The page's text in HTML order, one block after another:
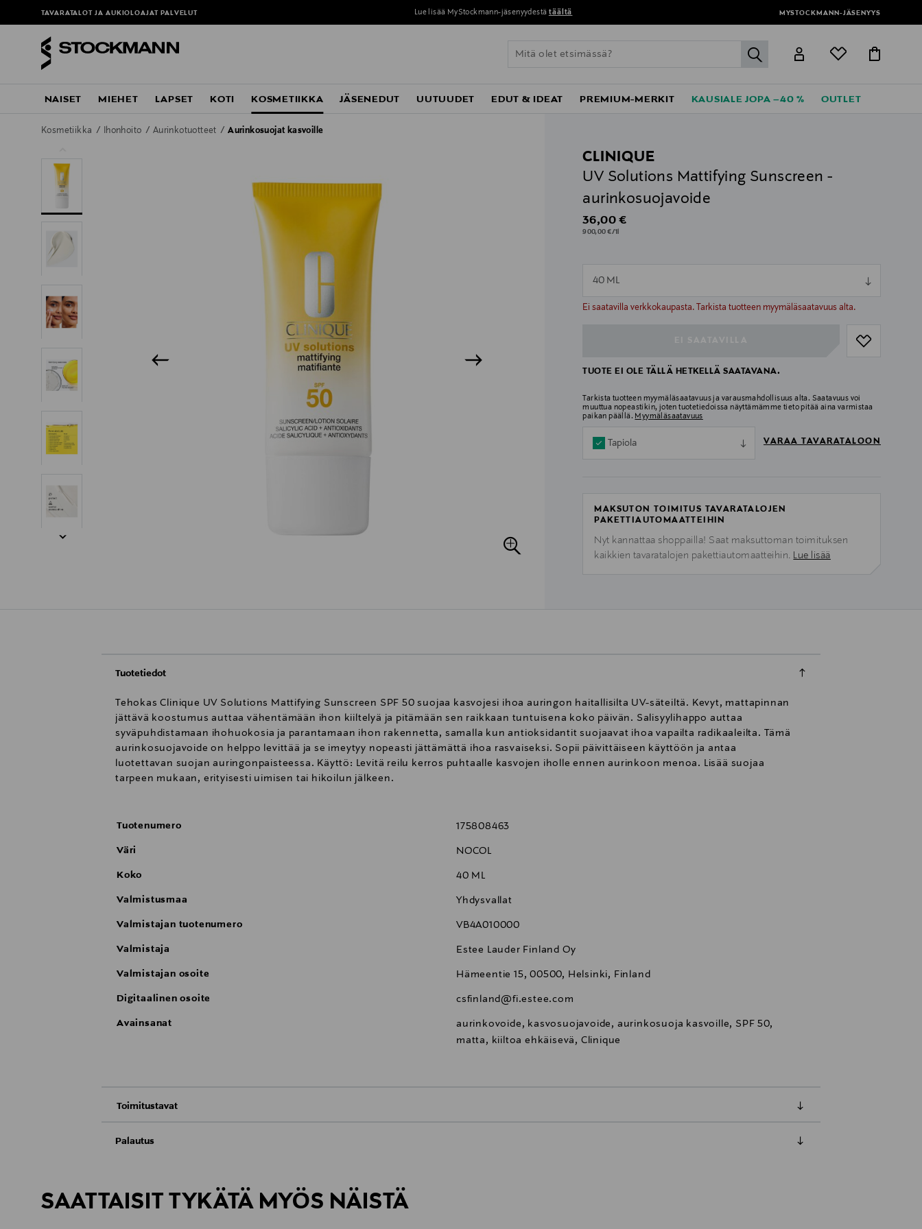
TAVARATALOT JA AUKIOLOAJAT PALVELUT Lue lisää MyStockmann-jäsenyydestä täältä MYSTOCKMANN-JÄSENYYS
label.header.go
NAISET MIEHET LAPSET KOTI KOSMETIIKKA JÄSENEDUT UUTUUDET EDUT & IDEAT PREMIUM-MERKIT KAUSIALE JOPA –40 % OUTLET
Kosmetiikka Ihonhoito Aurinkotuotteet Aurinkosuojat kasvoille
CLINIQUE
UV Solutions Mattifying Sunscreen -
aurinkosuojavoide
Original Price
36,00 €
900,00 €/1l
40 ML
Ei saatavilla verkkokaupasta. Tarkista tuotteen myymäläsaatavuus alta.
null
TUOTE EI OLE TÄLLÄ HETKELLÄ SAATAVANA.
Tarkista tuotteen myymäläsaatavuus ja varausmahdollisuus alta. Saatavuus voi
muuttua nopeastikin, joten tuotetiedoissa näyttämämme tieto pitää aina varmistaa
paikan päällä. Myymäläsaatavuus
Tapiola VARAA TAVARATALOON
MAKSUTON TOIMITUS TAVARATALOJEN
PAKETTIAUTOMAATTEIHIN
Nyt kannattaa shoppailla! Saat maksuttoman toimituksen
kaikkien tavaratalojen pakettiautomaatteihin. Lue lisää
Tuotetiedot
Tehokas Clinique UV Solutions Mattifying Sunscreen SPF 50 suojaa kasvojesi ihoa auringon haitallisilta UV-säteiltä. Kevyt, mattapinnan
jättävä koostumus auttaa vähentämään ihon kiiltelyä ja pitämään sen raikkaan tuntuisena koko päivän. Salisyylihappo auttaa
syväpuhdistamaan ihohuokosia ja parantamaan ihon rakennetta, samalla kun antioksidantit suojaavat ihoa vapailta radikaaleilta. Tämä
aurinkosuojavoide on helppo levittää ja se imeytyy nopeasti jättämättä ihoa rasvaiseksi. Sopii päivittäiseen käyttöön ja antaa
luotettavan suojan auringonpaisteessa. Käyttö: Levitä reilu kerros puhtaalle kasvojen iholle ennen aurinkoon menoa. Lisää suojaa
tarpeen mukaan, erityisesti uimisen tai hikoilun jälkeen.
Tuotenumero 175808463
Väri NOCOL
Koko 40 ML
Valmistusmaa Yhdysvallat
Valmistajan tuotenumero VB4A010000
Valmistaja Estee Lauder Finland Oy
Valmistajan osoite Hämeentie 15, 00500, Helsinki, Finland
Digitaalinen osoite csfinland@fi.estee.com
Avainsanat
aurinkovoide, kasvosuojavoide, aurinkosuoja kasvoille, SPF 50,
matta, kiiltoa ehkäisevä, Clinique
Toimitustavat
Kotiinkuljetus
Palautus
Avattua tuotetta ei voi palauttaa.
SAATTAISIT TYKÄTÄ MYÖS NÄISTÄ